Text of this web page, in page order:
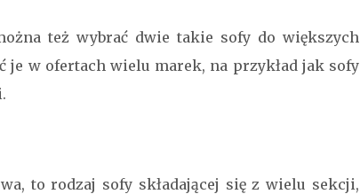
też wybrać dwie takie sofy do większych
je w ofertach wielu marek, na przykład jak sofy
to rodzaj sofy składającej się z wielu sekcji,